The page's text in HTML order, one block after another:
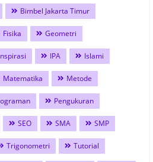
Bimbel Jakarta Timur
Fisika Geometri
IPA Islami
Matematika Metode
Pengukuran
SEO SMA SMP
Trigonometri Tutorial